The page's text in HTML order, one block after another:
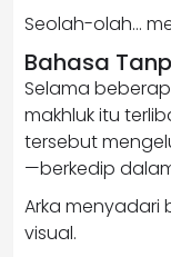
Seolah-olah…
Bahasa
Selama
makhluk itu
tersebut
—berkedip
Arka menyadari
visual.